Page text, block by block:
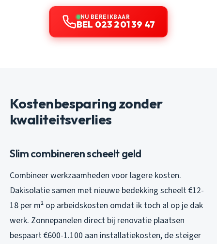
NU BEREIKBAAR
BEL 023 201 39 47
Kostenbesparing zonder
kwaliteitsverlies
Slim combineren scheelt geld
Combineer werkzaamheden voor lagere kosten.
Dakisolatie samen met nieuwe bedekking scheelt €12-
18 per m² op arbeidskosten omdat ik toch al op je dak
werk. Zonnepanelen direct bij renovatie plaatsen
bespaart €600-1.100 aan installatiekosten, de steiger